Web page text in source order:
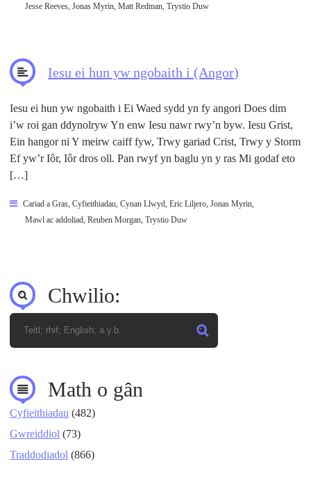
Jesse Reeves Jonas Myrin Matt Redman Trystio Duw
Iesu ei hun yw ngobaith i (Angor)
Iesu ei hun yw ngobaith i Ei Waed sydd yn fy angori Does dim
i’w roi gan ddynolryw Yn enw Iesu nawr rwy’n byw. Iesu Grist,
Ein hangor ni Y meirw caiff fyw, Trwy gariad Crist, Trwy y Storm
Ef yw’r Iôr, Iôr dros oll. Pan rwyf yn baglu yn y ras Mi godaf eto
[…]
Cariad a Gras Cyfieithiadau Cynan Llwyd Eric Liljero Jonas Myrin
Mawl ac addoliad Reuben Morgan Trystio Duw
Chwilio:
Math o gân
Cyfieithiadau (482)
Gwreiddiol (73)
Traddodiadol (866)